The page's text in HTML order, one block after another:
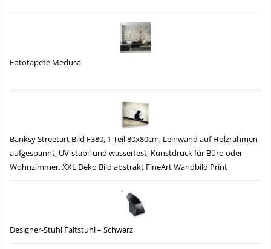
Fototapete Medusa
Banksy Streetart Bild F380, 1 Teil 80x80cm, Leinwand auf Holzrahmen
aufgespannt, UV-stabil und wasserfest, Kunstdruck für Büro oder
Wohnzimmer, XXL Deko Bild abstrakt FineArt Wandbild Print
Designer-Stuhl Faltstuhl – Schwarz